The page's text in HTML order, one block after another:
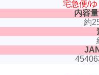
宅急便/
内容
約